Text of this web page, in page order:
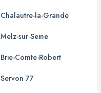
Chalautre-la-Grande
Melz-sur-Seine
Brie-Comte-Robert
Servon 77